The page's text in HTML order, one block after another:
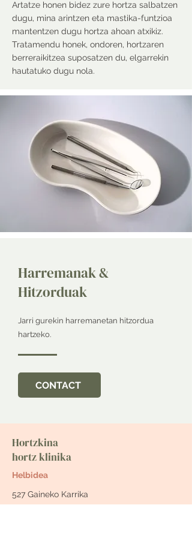
Artatze honen bidez zure hortza salbatzen
dugu, mina arintzen eta mastika-funtzioa
mantentzen dugu hortza ahoan atxikiz.
Tratamendu honek, ondoren, hortzaren
berreraikitzea suposatzen du, elgarrekin
hautatuko dugu nola.
Harremanak &
Hitzorduak
Jarri gurekin harremanetan hitzordua
hartzeko.
CONTACT
Hortzkina
hortz klinika
Helbidea
527 Gaineko Karrika